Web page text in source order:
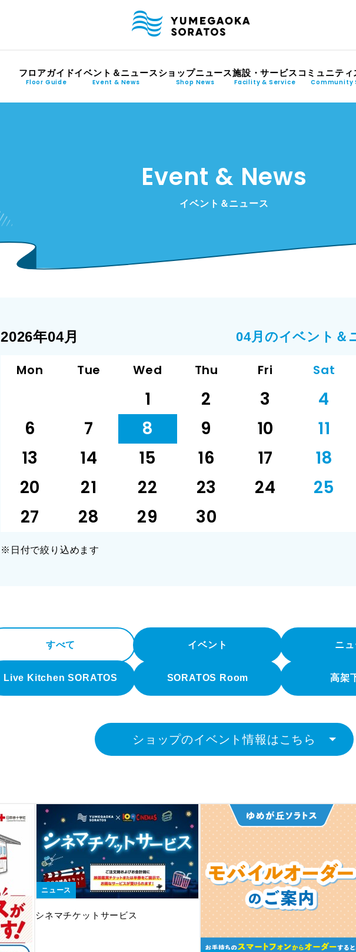
フロアガイド
Floor Guide
イベント＆ニュース
Event & News
ショップニュース
Shop News
施設・サービス
Facility & Service
コミュニティ
Community
Event & News
イベント＆ニュース
2026年04月 04月のイベント＆
Mon Tue Wed Thu Fri Sat
1 2 3 4
6
7 8 9 10 11
13
14 15 16 17 18
20
21 22 23 24 25
27
28 29 30
※日付で絞り込めます
すべて イベント ニ
Live Kitchen SORATOS SORATOS Room 高架
ショップのイベント情報はこちら
ニュース
シネマチケットサービス